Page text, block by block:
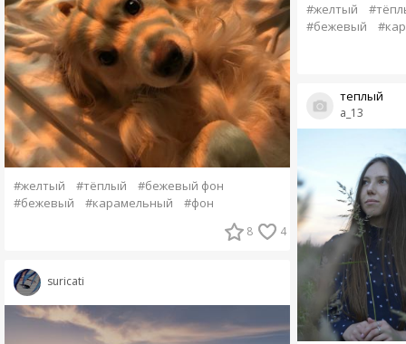
#желтый #тёплый
#бежевый фон
#бежевый
#карамельный #фон
8 4
suricati
#желтый
#бежевый
a_13
теплый